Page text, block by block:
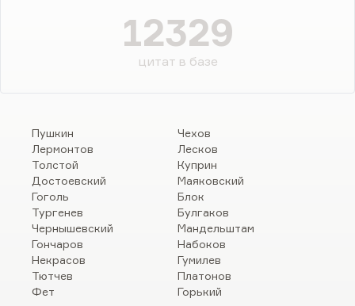
12329
цитат в базе
Пушкин
Лермонтов
Толстой
Достоевский
Гоголь
Тургенев
Чернышевский
Гончаров
Некрасов
Тютчев
Фет
Чехов
Лесков
Куприн
Маяковский
Блок
Булгаков
Мандельштам
Набоков
Гумилев
Платонов
Горький